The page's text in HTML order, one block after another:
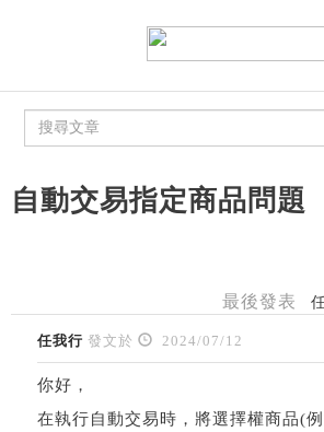
自動交易指定商品問題
最後發表
任我行 發文於 2024/07/12
你好，
在執行自動交易時，將選擇權商品(